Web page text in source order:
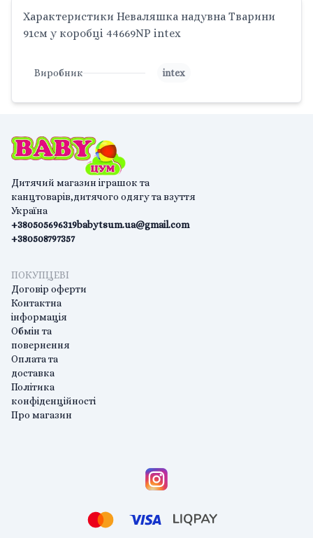
Характеристики Неваляшка надувна Тварини
91см у коробці 44669NP intex
Виробник intex
Дитячий магазин іграшок та
канцтоварів,дитячого одягу та взуття
Україна
+380505696319
+380508797357
babytsum.ua@gmail.com
ПОКУПЦЕВІ
Договір оферти
Контактна
інформація
Обмін та
повернення
Оплата та
доставка
Політика
конфіденційності
Про магазин